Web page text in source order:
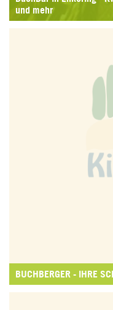
und mehr
BUCHBERGER - IHRE